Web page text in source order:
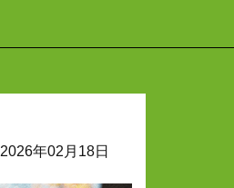
2026年02月18日